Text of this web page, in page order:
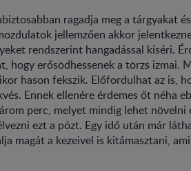
ragadja meg a tárgyakat
jellemzően akkor
rendszerint hangadással kíséri.
hogy erősödhessenek a törzs izmai.
hason fekszik. Előfordulhat az is,
Ennek ellenére érdemes őt néha
perc, melyet mindig lehet növelni
ezt a pózt. Egy idő után már
magát a kezeivel is kitámasztani,